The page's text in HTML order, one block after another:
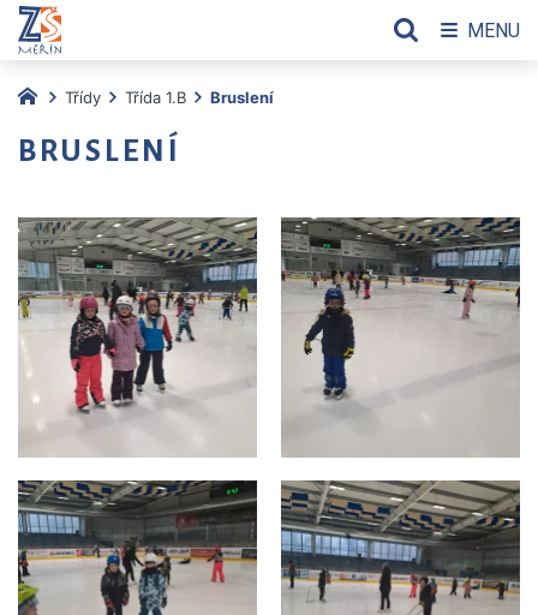
Třídy Třída 1.B Bruslení
BRUSLENÍ
MENU